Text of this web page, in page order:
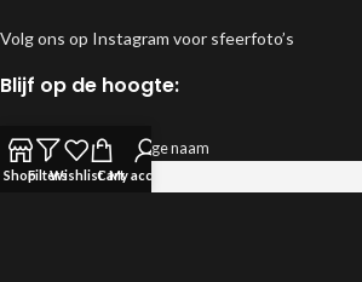
Volg ons op Instagram voor sfeerfoto’s
Blijf op de hoogte:
Voornaam of volledige naam
ShopFiltersWishlistCartMy account